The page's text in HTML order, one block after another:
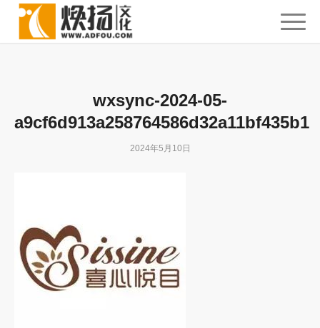
wxsync-2024-05-
a9cf6d913a258764586d32a11bf435b1
2024年5月10日